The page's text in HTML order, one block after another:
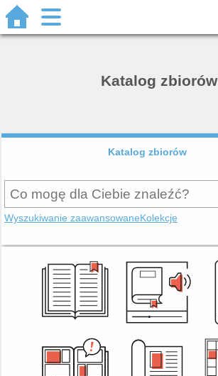
Katalog zbiorów
Katalog zbiorów
Wyszukiwanie zaawansowaneKolekcje